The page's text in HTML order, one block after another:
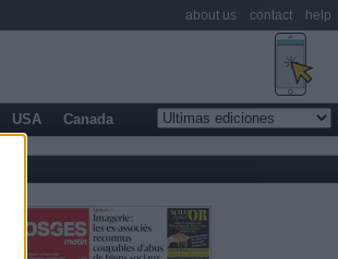
USA Canada
about us contact help